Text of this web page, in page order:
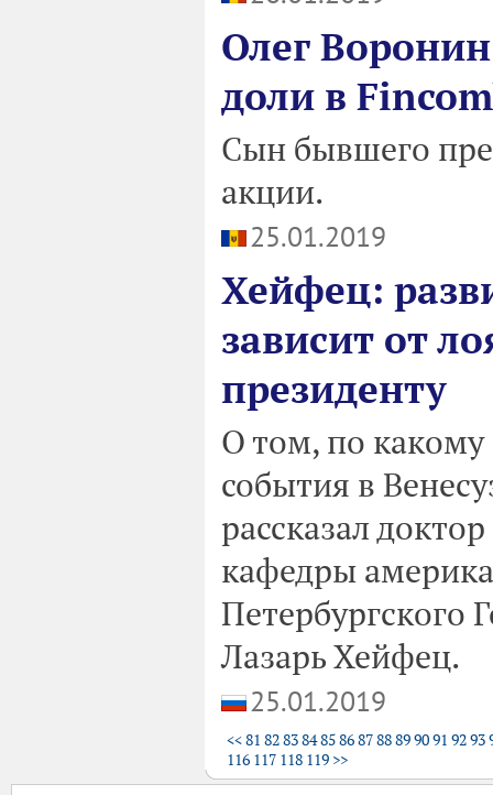
Олег Воронин
доли в
Сын бывшего
акции.
25.01.2019
Хейфец:
зависит от
президенту
О том, по какому
события в
рассказал
кафедры
Петербургского
Лазарь Хейфец.
25.01.2019
<<81 82838485868788899091 9293
116 117 118 119 >>